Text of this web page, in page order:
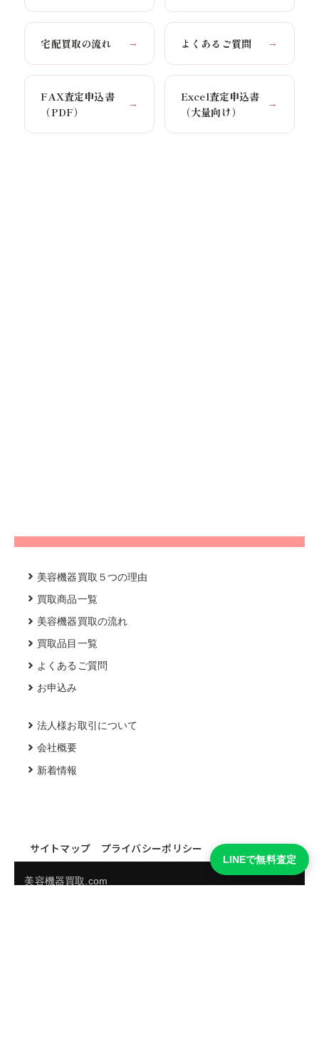
宅配買取の流れ → よくあるご質問 →
FAX査定申込書
（PDF）
→
Excel査定申込書
（大量向け）
→
美容機器買取５つの理由
買取商品一覧
美容機器買取の流れ
買取品目一覧
よくあるご質問
お申込み
法人様お取引について
会社概要
新着情報
サイトマップ プライバシーポリシー
美容機器買取.com
LINEで無料査定